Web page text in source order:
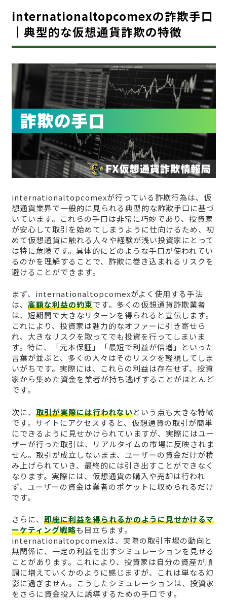
internationaltopcomexの詐欺手口
｜典型的な仮想通貨詐欺の特徴
internationaltopcomexが行っている詐欺行為は、仮
想通貨業界で一般的に見られる典型的な詐欺手口に基づ
いています。これらの手口は非常に巧妙であり、投資家
が安心して取引を始めてしまうように仕向けるため、初
めて仮想通貨に触れる人々や経験が浅い投資家にとって
は特に危険です。具体的にどのような手口が使われてい
るのかを理解することで、詐欺に巻き込まれるリスクを
避けることができます。
まず、internationaltopcomexがよく使用する手法
は、 高額な利益の約束です。多くの仮想通貨詐欺業者
は、短期間で大きなリターンを得られると宣伝します。
これにより、投資家は魅力的なオファーに引き寄せら
れ、大きなリスクを取ってでも投資を行ってしまいま
す。特に、「元本保証」「最短で利益が倍増」といった
言葉が並ぶと、多くの人々はそのリスクを軽視してしま
いがちです。実際には、これらの利益は存在せず、投資
家から集めた資金を業者が持ち逃げすることがほとんど
です。
次に、 取引が実際には行われないという点も大きな特徴
です。サイトにアクセスすると、仮想通貨の取引が簡単
にできるように見せかけられていますが、実際にはユー
ザーが行った取引は、リアルタイムの市場に反映されま
せん。取引が成立しないまま、ユーザーの資金だけが積
み上げられていき、最終的には引き出すことができなく
なります。実際には、仮想通貨の購入や売却は行われ
ず、ユーザーの資金は業者のポケットに収められるだけ
です。
さらに、 即座に利益を得られるかのように見せかけるマ
ーケティング戦略も目立ちます。
internationaltopcomexは、実際の取引市場の動向と
無関係に、一定の利益を出すシミュレーションを見せる
ことがあります。これにより、投資家は自分の資産が順
調に増えていくかのように感じますが、これは単なる幻
影に過ぎません。こうしたシミュレーションは、投資家
をさらに資金投入に誘導するための手口です。